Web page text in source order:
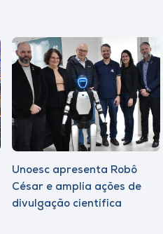
Unoesc apresenta Robô
César e amplia ações de
divulgação científica